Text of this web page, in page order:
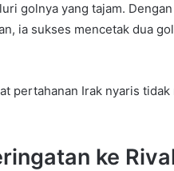
golnya yang tajam.
ia sukses mencetak dua
pertahanan Irak nyaris
ke